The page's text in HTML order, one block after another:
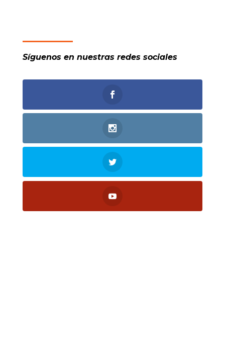
Síguenos en nuestras redes sociales